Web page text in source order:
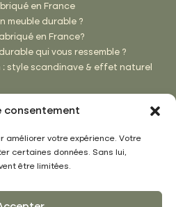
consentement
améliorer votre expérience. Votre
certaines données. Sans lui,
être limitées.
en France
meuble durable ?
en France?
qui vous ressemble ?
: style scandinave & effet naturel